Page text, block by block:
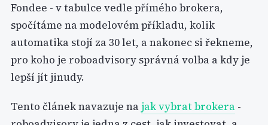
Fondee - v tabulce vedle přímého brokera,
spočítáme na modelovém příkladu, kolik
automatika stojí za 30 let, a nakonec si řekneme,
pro koho je roboadvisory správná volba a kdy je
lepší jít jinudy.
Tento článek navazuje na jak vybrat brokera -